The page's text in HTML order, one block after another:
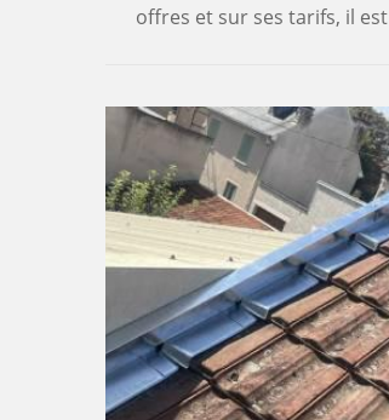
offres et sur ses tarifs, il